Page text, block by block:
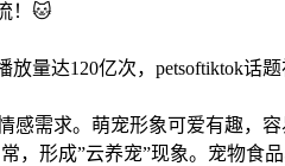
！🐱
量达120亿次，petsoftiktok话
需求。萌宠形象可爱有趣，
形成”云养宠”现象。宠物食